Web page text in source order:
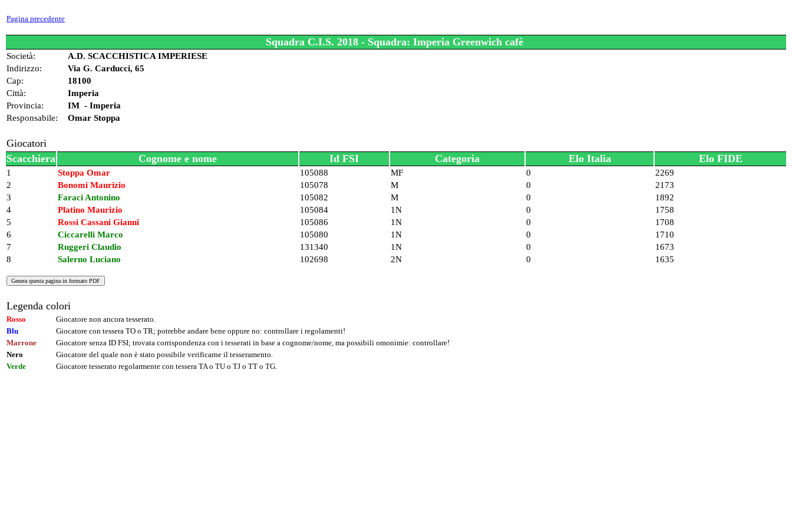
Pagina precedente
Squadra C.I.S. 2018 - Squadra: Imperia Greenwich cafè
Società:
A.D. SCACCHISTICA IMPERIESE
Indirizzo:
Via G. Carducci, 65
Cap:
18100
Città:
Imperia
Provincia:
IM - Imperia
Responsabile:
Omar Stoppa
Giocatori
Scacchiera
Cognome e nome Id FSI Categoria Elo Italia Elo FIDE
1 Stoppa Omar 105088 MF 0
2269
2
Bonomi Maurizio 105078 M 0
2173
3
Faraci Antonino 105082 M 0
1892
4
Platino Maurizio 105084 1N 0
1758
5
Rossi Cassani Gianni 105086 1N 0
1708
6
Ciccarelli Marco 105080 1N 0
1710
7
Ruggeri Claudio 131340 1N 0
1673
8
Salerno Luciano 102698 2N 0 1635
Legenda colori
Rosso
Giocatore non ancora tesserato.
Blu
Giocatore con tessera TO o TR; potrebbe andare bene oppure no: controllare i regolamenti!
Marrone
Giocatore senza ID FSI; trovata corrispondenza con i tesserati in base a cognome/nome, ma possibili omonimie: controllare!
Nero
Giocatore del quale non è stato possibile verificarne il tesseramento.
Verde
Giocatore tesserato regolarmente con tessera TA o TU o TJ o TT o TG.